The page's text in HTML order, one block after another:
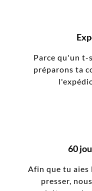
Parce qu'un t-
préparons ta
60
Afin que tu aies
presser,